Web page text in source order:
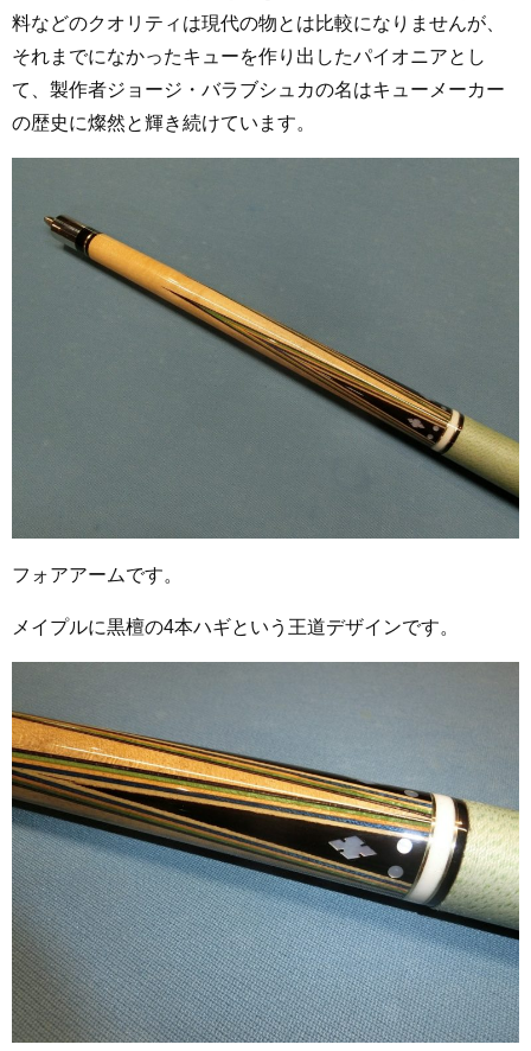
料などのクオリティは現代の物とは比較になりませんが、
それまでになかったキューを作り出したパイオニアとし
て、製作者ジョージ・バラブシュカの名はキューメーカー
の歴史に燦然と輝き続けています。
フォアアームです。
メイプルに黒檀の4本ハギという王道デザインです。